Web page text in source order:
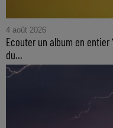
4 août 2026
Ecouter un album en entier
du...